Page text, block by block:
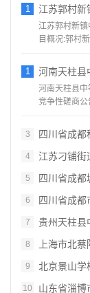
1 江苏郭村新
江苏郭村新
目概况:郭村
1 河南天柱县
河南天柱县
竞争性磋商
3 四川省成
4 江苏刁铺街
5 四川省成
6 四川省成
7 贵州天柱县
8 上海市北
9 北京景山
10 山东省淄博